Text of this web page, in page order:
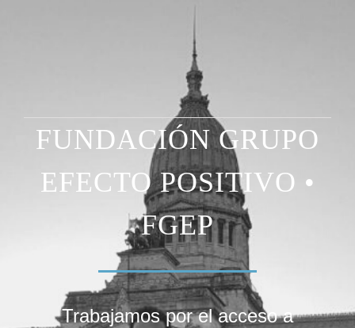
FUNDACIÓN GRUPO
EFECTO POSITIVO •
FGEP
Trabajamos por el acceso a